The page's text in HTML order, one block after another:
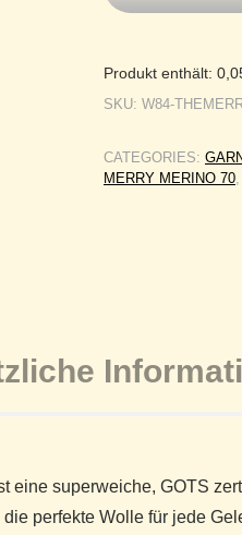
Produkt enthält:
SKU: W84-
CATEGORIES:
MERRY MERINO 70
eine superweiche, GOTS
perfekte Wolle für jede